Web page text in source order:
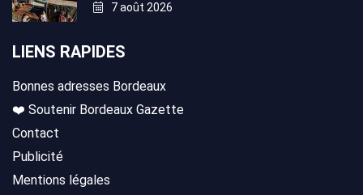
7 août 2026
LIENS RAPIDES
Bonnes adresses Bordeaux
❤️ Soutenir Bordeaux Gazette
Contact
Publicité
Mentions légales